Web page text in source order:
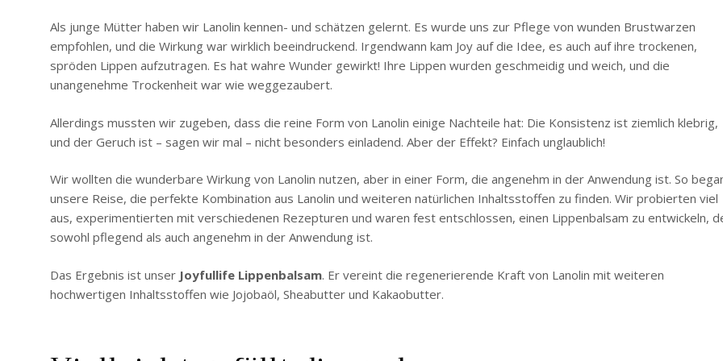
Als junge Mütter haben wir Lanolin kennen- und schätzen gelernt. Es wurde uns zur Pflege von wunden Brustwarzen
empfohlen, und die Wirkung war wirklich beeindruckend. Irgendwann kam Joy auf die Idee, es auch auf ihre trockenen,
spröden Lippen aufzutragen. Es hat wahre Wunder gewirkt! Ihre Lippen wurden geschmeidig und weich, und die
unangenehme Trockenheit war wie weggezaubert.
Allerdings mussten wir zugeben, dass die reine Form von Lanolin einige Nachteile hat: Die Konsistenz ist ziemlich klebrig,
und der Geruch ist – sagen wir mal – nicht besonders einladend. Aber der Effekt? Einfach unglaublich!
Wir wollten die wunderbare Wirkung von Lanolin nutzen, aber in einer Form, die angenehm in der Anwendung ist. So
unsere Reise, die perfekte Kombination aus Lanolin und weiteren natürlichen Inhaltsstoffen zu finden. Wir probierten viel
aus, experimentierten mit verschiedenen Rezepturen und waren fest entschlossen, einen Lippenbalsam zu entwickeln,
sowohl pflegend als auch angenehm in der Anwendung ist.
Das Ergebnis ist unser Joyfullife Lippenbalsam. Er vereint die regenerierende Kraft von Lanolin mit weiteren
hochwertigen Inhaltsstoffen wie Jojobaöl, Sheabutter und Kakaobutter.